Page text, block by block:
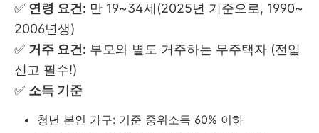
✅ 연령 요건: 만 19~34세(2025년 기준으로, 1990~
2006년생)
✅ 거주 요건: 부모와 별도 거주하는 무주택자 (전입
신고 필수!)
✅ 소득 기준
청년 본인 가구: 기준 중위소득 60% 이하